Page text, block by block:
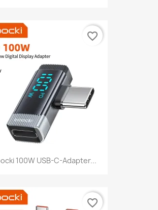
100W USB-C-Adapter...
favorite_border
favorite_border